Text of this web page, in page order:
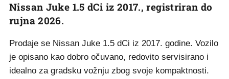
Nissan Juke 1.5 dCi iz 2017., registriran do
rujna 2026.
Prodaje se Nissan Juke 1.5 dCi iz 2017. godine. Vozilo
je opisano kao dobro očuvano, redovito servisirano i
idealno za gradsku vožnju zbog svoje kompaktnosti.